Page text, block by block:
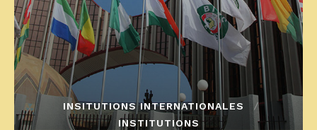
INSITUTIONS INTERNATIONALES
INSTITUTIONS